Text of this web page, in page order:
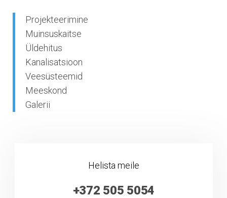
Projekteerimine
Muinsuskaitse
Üldehitus
Kanalisatsioon
Veesüsteemid
Meeskond
Galerii
Helista meile
+372 505 5054